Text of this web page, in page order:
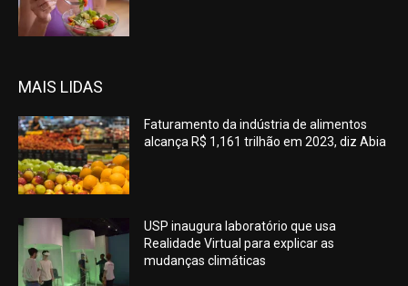
MAIS LIDAS
Faturamento da indústria de alimentos
alcança R$ 1,161 trilhão em 2023, diz Abia
USP inaugura laboratório que usa
Realidade Virtual para explicar as
mudanças climáticas